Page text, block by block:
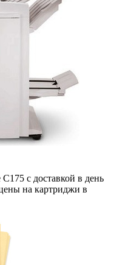
с доставкой в день
на картриджи в